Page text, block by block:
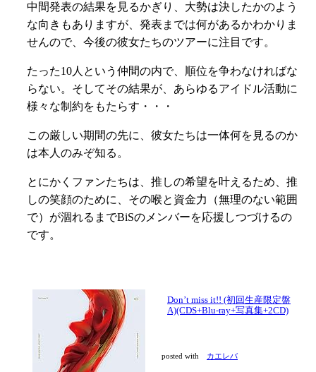
中間発表の結果を見るかぎり、大勢は決したかのよう
な向きもありますが、発表までは何があるかわかりま
せんので、今後の彼女たちのツアーに注目です。
たった10人という仲間の内で、順位を争わなければな
らない。そしてその結果が、あらゆるアイドル活動に
様々な制約をもたらす・・・
この厳しい期間の先に、彼女たちは一体何を見るのか
は本人のみぞ知る。
とにかくファンたちは、推しの希望を叶えるため、推
しの笑顔のために、その喉と資金力（無理のない範囲
で）が涸れるまでBiSのメンバーを応援しつづけるの
です。
Don’t miss it!! (初回生産限定盤
A)(CDS+Blu-ray+写真集+2CD)
posted with カエレバ